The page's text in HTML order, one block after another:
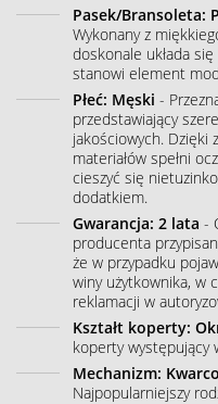
Pasek/Bransoleta:
Wykonany z
doskonale układa
stanowi element
Płeć: Męski -
przedstawiający
jakościowych. Dzięki
materiałów spełni
cieszyć się
dodatkiem.
Gwarancja: 2 lata -
producenta
że w przypadku
winy użytkownika, w
reklamacji w
Kształt koperty:
koperty występujący
Mechanizm:
Najpopularniejszy